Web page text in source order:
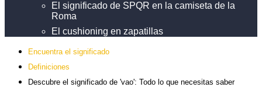
El significado de SPQR en la camiseta de la
Roma
El cushioning en zapatillas
Encuentra el significado
Definiciones
Descubre el significado de 'vao': Todo lo que necesitas saber